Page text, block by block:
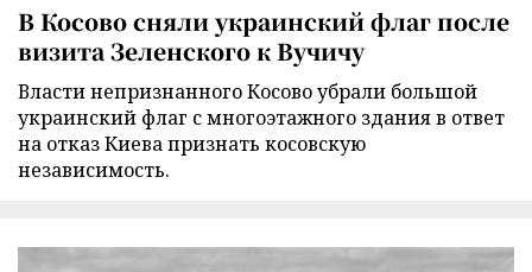
В Косово сняли украинский флаг после
визита Зеленского к Вучичу
Власти непризнанного Косово убрали большой
украинский флаг с многоэтажного здания в ответ
на отказ Киева признать косовскую
независимость.